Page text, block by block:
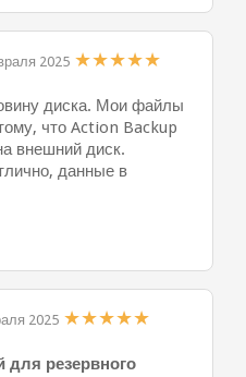
2025 ★★★★★
диска. Мои файлы
что Action Backup
внешний диск.
данные в
2025 ★★★★★
для резервного